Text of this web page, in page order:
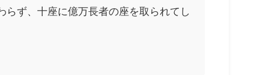
ず、十座に億万長者の座を取られてし